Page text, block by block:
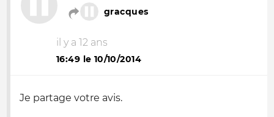
gracques
il y a 12 ans
16:49 le 10/10/2014
Je partage votre avis.